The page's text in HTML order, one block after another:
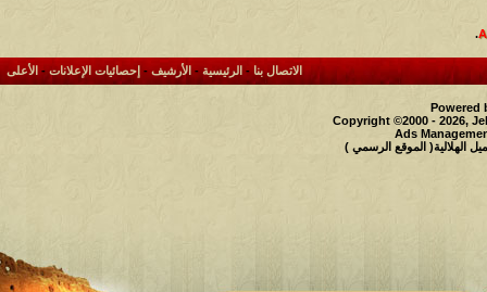
.
الاتصال بنا- الرئيسية-الأرشيف- إحصائيات الإعلانات- الأعلى
Powered
Copyright ©2000 - 2026,
Ads
الهلالية( الموقع الرسمي )